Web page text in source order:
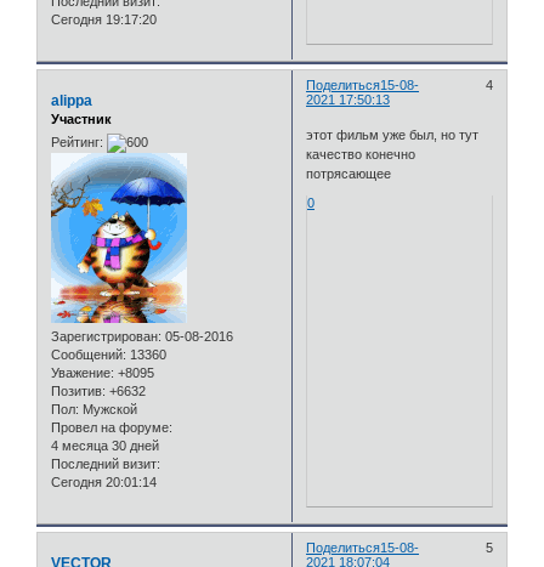
Сегодня 19:17:20
Поделиться 4
15-08-
2021 17:50:13
alippa
Участник
Рейтинг:
Зарегистрирован: 05-08-2016
Сообщений: 13360
Уважение: +8095
Позитив: +6632
Пол: Мужской
Провел на форуме:
4 месяца 30 дней
Последний визит:
Сегодня 20:01:14
этот фильм уже был, но тут
качество конечно
потрясающее
0
Поделиться 5
15-08-
2021 18:07:04
VECTOR